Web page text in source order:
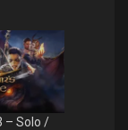
– Solo /